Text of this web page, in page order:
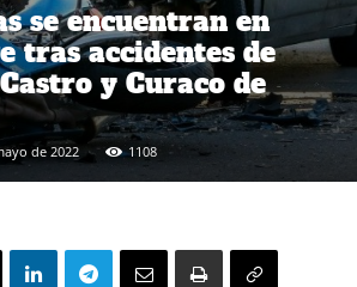
se encuentran en
tras accidentes de
y Curaco de
de 2022 1108